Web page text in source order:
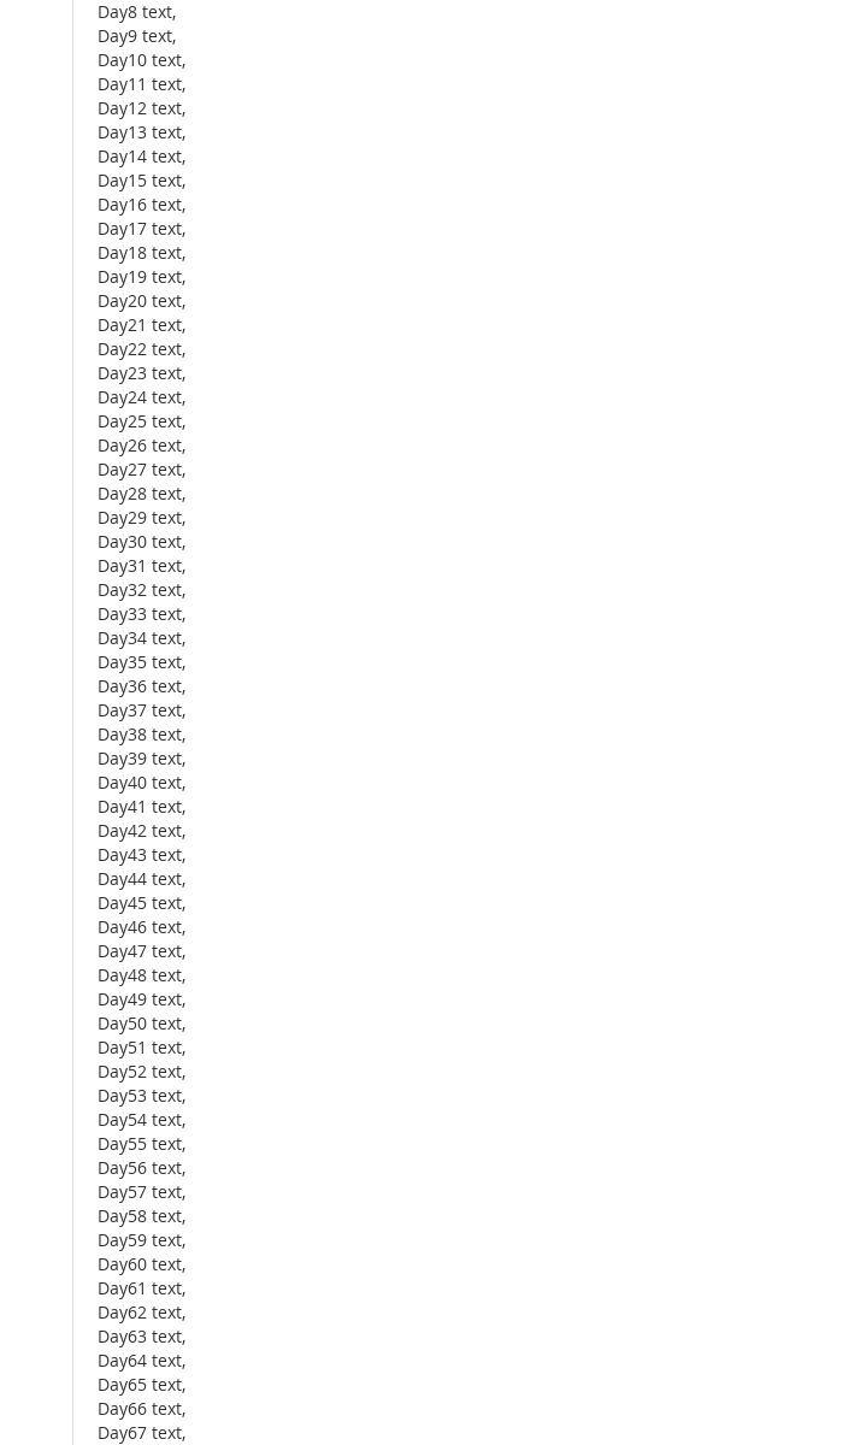
Day8 text,
Day9 text,
Day10 text,
Day11 text,
Day12 text,
Day13 text,
Day14 text,
Day15 text,
Day16 text,
Day17 text,
Day18 text,
Day19 text,
Day20 text,
Day21 text,
Day22 text,
Day23 text,
Day24 text,
Day25 text,
Day26 text,
Day27 text,
Day28 text,
Day29 text,
Day30 text,
Day31 text,
Day32 text,
Day33 text,
Day34 text,
Day35 text,
Day36 text,
Day37 text,
Day38 text,
Day39 text,
Day40 text,
Day41 text,
Day42 text,
Day43 text,
Day44 text,
Day45 text,
Day46 text,
Day47 text,
Day48 text,
Day49 text,
Day50 text,
Day51 text,
Day52 text,
Day53 text,
Day54 text,
Day55 text,
Day56 text,
Day57 text,
Day58 text,
Day59 text,
Day60 text,
Day61 text,
Day62 text,
Day63 text,
Day64 text,
Day65 text,
Day66 text,
Day67 text,